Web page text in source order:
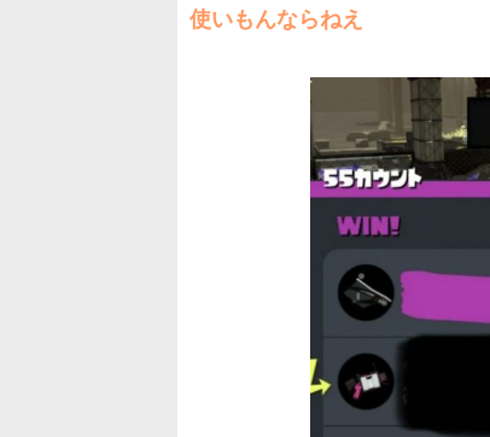
使いもんならねえ